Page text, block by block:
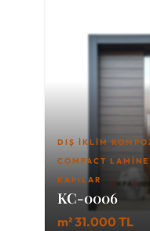
DIŞ İKLIM
COMPACT
KAPILAR
KC-0006
m² 31.000 TL